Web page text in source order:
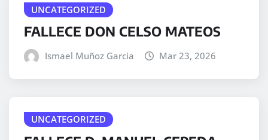
UNCATEGORIZED
FALLECE DON CELSO MATEOS
Ismael Muñoz Garcia Mar 23, 2026
UNCATEGORIZED